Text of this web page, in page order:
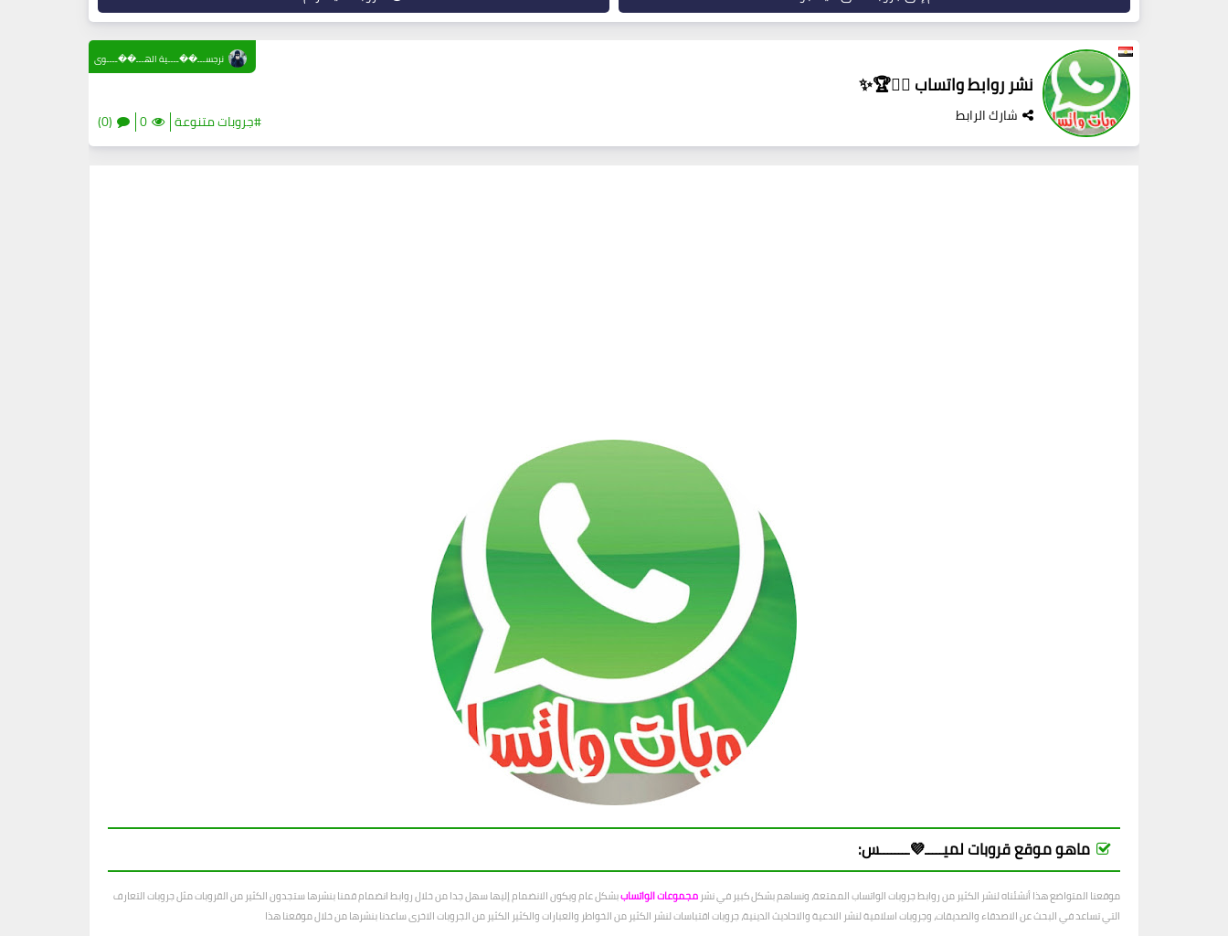
نشر روابط واتساب ✌🏻🏆✨
شارك الرابط #جروبات متنوعة 0
(0)
نرجســـ��ــــية الهـــ��ــــوى
ماهو موقع قروبات لميـــــ💜ــــــــس:
موقعنا المتواضع هذا أنشئناه لنشر الكثير من روابط جروبات الواتساب الممتعة، ونساهم بشكل كبير في نشر مجموعات الواتساببشكل عام ويكون الانضمام إليها سهل جدا من خلال روابط انضمام قمنا بنشرها ستجدون الكثير من القروبات مثل جروبات التعارف
التي تساعد في البحث عن الاصدقاء والصديقات، وجروبات اسلامية لنشر الادعية والاحاديث الدينية، جروبات اقتباسات لنشر الكثير من الخواطر والعبارات والكثير الكثير من الجروبات الاخرى ساعدنا بنشرها من خلال موقعنا هذا